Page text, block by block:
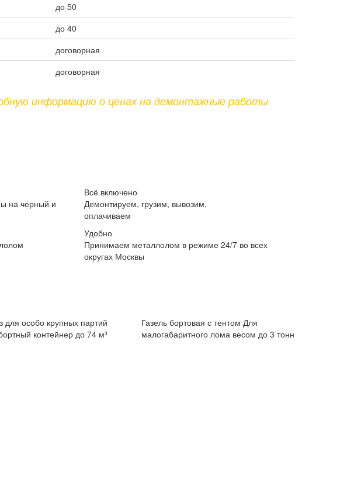
до 50
до 40
договорная
договорная
информацию о ценах на демонтажные работы
на чёрный и
Всё включено
Демонтируем, грузим, вывозим,
оплачиваем
Удобно
Принимаем металлолом в режиме 24/7 во всех
округах Москвы
для особо крупных партий
контейнер до 74 м³
Газель бортовая с тентом Для
малогабаритного лома весом до 3 тонн